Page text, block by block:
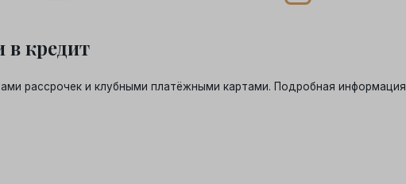
в кредит
рассрочек и клубными платёжными картами. Подробная информация